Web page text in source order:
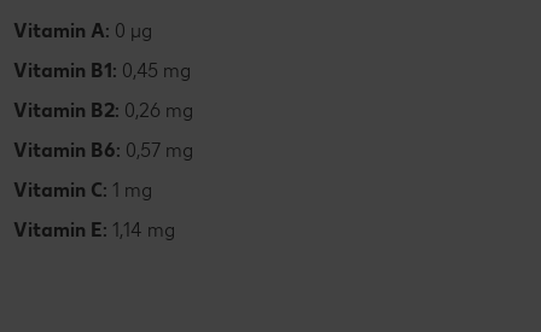
Vitamin A: 0 µg
Vitamin B1: 0,45 mg
Vitamin B2: 0,26 mg
Vitamin B6: 0,57 mg
Vitamin C: 1 mg
Vitamin E: 1,14 mg